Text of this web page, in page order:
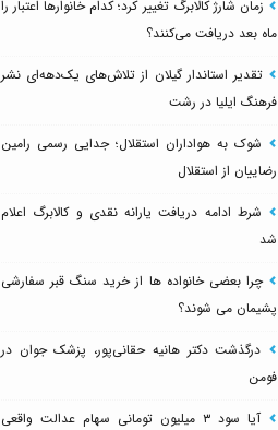
زمان شارژ کالابرگ تغییر کرد؛ کدام خانوارها اعتبار را
ماه بعد دریافت می‌کنند؟
تقدیر استاندار گیلان از تلاش‌های یک‌دهه‌ای نشر
فرهنگ ایلیا در رشت
شوک به هواداران استقلال؛ جدایی رسمی رامین
رضاییان از استقلال
شرط ادامه دریافت یارانه نقدی و کالابرگ اعلام
شد
چرا بعضی خانواده ها از خرید سنگ قبر سفارشی
پشیمان می شوند؟
درگذشت دکتر هانیه حقانی‌پور، پزشک جوان در
فومن
آیا سود ۳ میلیون تومانی سهام عدالت واقعی